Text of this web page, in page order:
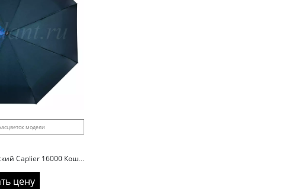
модели
Зонт складной женский Caplier 16000 Кошки
цену